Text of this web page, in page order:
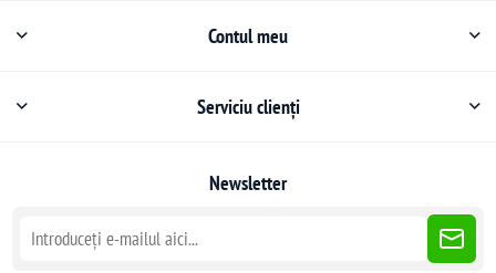
Contul meu
Serviciu clienți
Newsletter